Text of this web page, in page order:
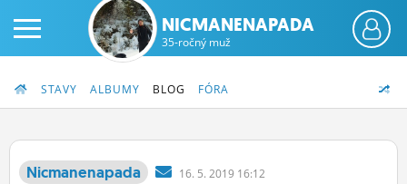
NICMANENAPADA
35-ročný muž
STAVY ALBUMY BLOG FÓRA
Nicmanenapada 16. 5. 2019 16:12